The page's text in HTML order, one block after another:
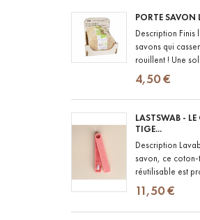
PORTE SAVON
Description Finis
savons qui
rouillent ! Une
pour poser votre
toute simplicité,
4,50 €
LASTSWAB -
TIGE...
Description
savon, ce coton-
réutilisable est
un étui en PLA de
biodégradable
11,50 €